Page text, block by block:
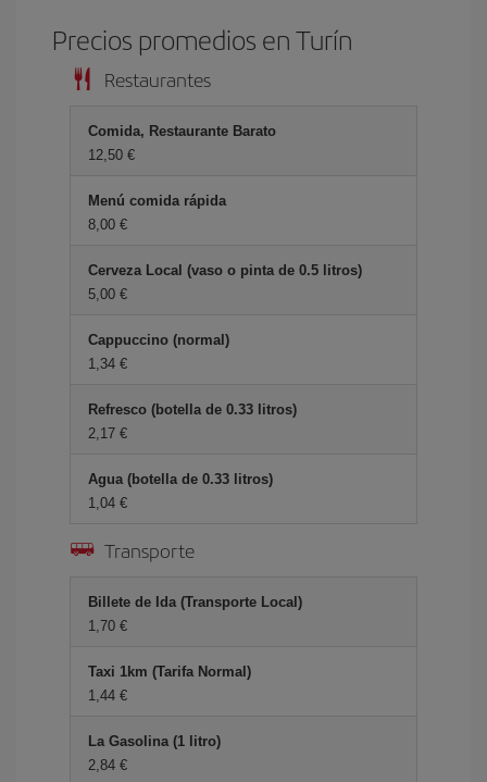
Precios promedios en Turín
Restaurantes
Comida, Restaurante Barato
12,50 €
Menú comida rápida
8,00 €
Cerveza Local (vaso o pinta de 0.5 litros)
5,00 €
Cappuccino (normal)
1,34 €
Refresco (botella de 0.33 litros)
2,17 €
Agua (botella de 0.33 litros)
1,04 €
Transporte
Billete de Ida (Transporte Local)
1,70 €
Taxi 1km (Tarifa Normal)
1,44 €
La Gasolina (1 litro)
2,84 €